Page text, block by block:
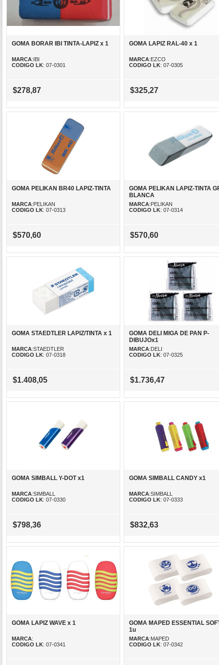
GOMA BORAR IBI TINTA-LAPIZ x 1
MARCA:IBI
CODIGO LK: 07-0301
$278,87
GOMA LAPIZ RAL-40 x 1
MARCA:EZCO
CODIGO LK: 07-0305
$325,27
GOMA PELIKAN BR40 LAPIZ-TINTA
MARCA:PELIKAN
CODIGO LK: 07-0313
$570,60
GOMA PELIKAN LAPIZ-TINTA
BLANCA
MARCA:PELIKAN
CODIGO LK: 07-0314
$570,60
GOMA STAEDTLER LAPIZ/TINTA x 1
MARCA:STAEDTLER
CODIGO LK: 07-0318
$1.408,05
GOMA DELI MIGA DE PAN P-
DIBUJOx1
MARCA:DELI
CODIGO LK: 07-0325
$1.736,47
GOMA SIMBALL Y-DOT x1
MARCA:SIMBALL
CODIGO LK: 07-0330
$798,36
GOMA SIMBALL CANDY x1
MARCA:SIMBALL
CODIGO LK: 07-0333
$832,63
GOMA LAPIZ WAVE x 1
MARCA:
CODIGO LK: 07-0341
GOMA MAPED ESSENTIAL
1u
MARCA:MAPED
CODIGO LK: 07-0342